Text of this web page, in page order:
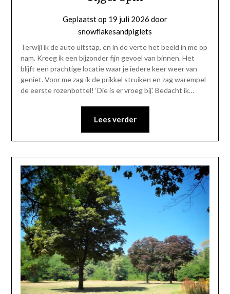
Geplaatst op 19 juli 2026 door
snowflakesandpiglets
Terwijl ik de auto uitstap, en in de verte het beeld in me op
nam. Kreeg ik een bijzonder fijn gevoel van binnen. Het
blijft een prachtige locatie waar je iedere keer weer van
geniet. Voor me zag ik de prikkel struiken en zag warempel
de eerste rozenbottel! ‘Die is er vroeg bij.’ Bedacht ik…
Lees verder